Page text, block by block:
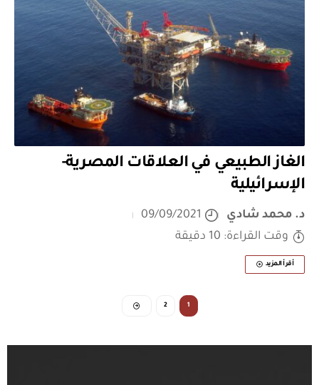
الغاز الطبيعي في العلاقات المصرية-
الإسرائيلية
د. محمد شادي
09/09/2021
وقت القراءة: 10 دقيقة
أقرأ المزيد